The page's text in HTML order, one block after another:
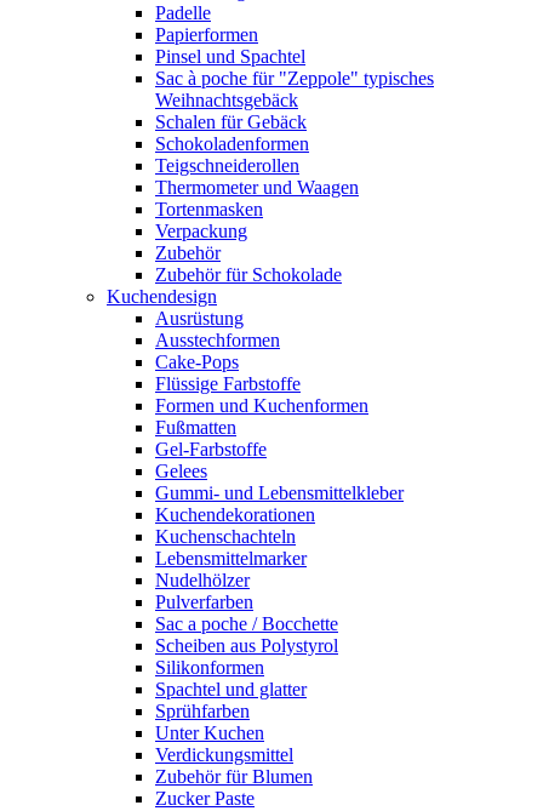
Padelle
Papierformen
Pinsel und Spachtel
Sac à poche für "Zeppole" typisches
Weihnachtsgebäck
Schalen für Gebäck
Schokoladenformen
Teigschneiderollen
Thermometer und Waagen
Tortenmasken
Verpackung
Zubehör
Zubehör für Schokolade
Kuchendesign
Ausrüstung
Ausstechformen
Cake-Pops
Flüssige Farbstoffe
Formen und Kuchenformen
Fußmatten
Gel-Farbstoffe
Gelees
Gummi- und Lebensmittelkleber
Kuchendekorationen
Kuchenschachteln
Lebensmittelmarker
Nudelhölzer
Pulverfarben
Sac a poche / Bocchette
Scheiben aus Polystyrol
Silikonformen
Spachtel und glatter
Sprühfarben
Unter Kuchen
Verdickungsmittel
Zubehör für Blumen
Zucker Paste